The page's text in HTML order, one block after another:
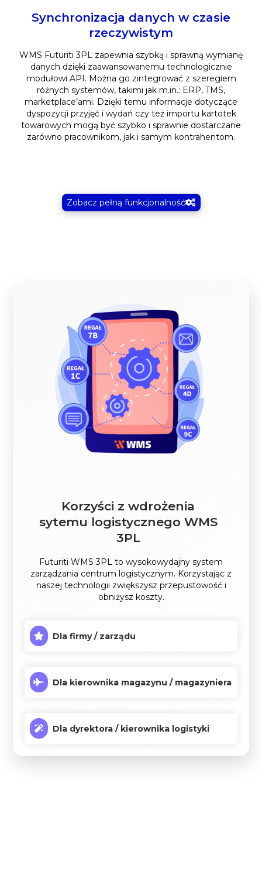
Synchronizacja danych w czasie
rzeczywistym
WMS Futuriti 3PL zapewnia szybką i sprawną wymianę
danych dzięki zaawansowanemu technologicznie
modułowi API. Można go zintegrować z szeregiem
różnych systemów, takimi jak m.in.: ERP, TMS,
marketplace’ami. Dzięki temu informacje dotyczące
dyspozycji przyjęć i wydań czy też importu kartotek
towarowych mogą być szybko i sprawnie dostarczane
zarówno pracownikom, jak i samym kontrahentom.
Zobacz pełną funkcjonalność
Korzyści z wdrożenia
sytemu logistycznego WMS
3PL
Futuriti WMS 3PL to wysokowydajny system
zarządzania centrum logistycznym. Korzystając z
naszej technologii zwiększysz przepustowość i
obniżysz koszty.
Dla firmy / zarządu
Dla kierownika magazynu / magazyniera
Dla dyrektora / kierownika logistyki